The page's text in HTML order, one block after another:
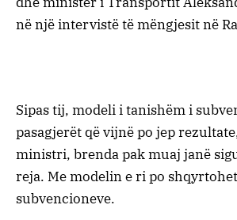
në një intervistë të mëngjesit në
Sipas tij, modeli i tanishëm i
pasagjerët që vijnë po jep
ministri, brenda pak muaj janë
reja. Me modelin e ri po
subvencioneve.